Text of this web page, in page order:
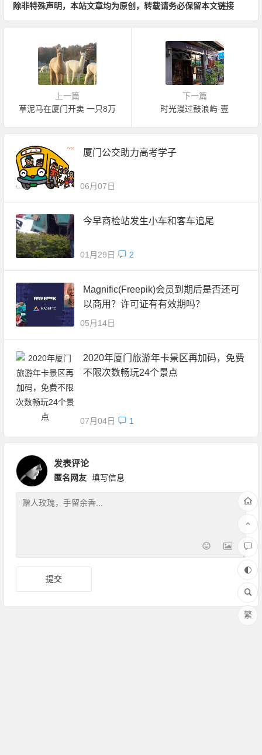
除非特殊声明，本站文章均为原创，转载请务必保留本文链接
上一篇
草泥马在厦门开卖 一只8万
下一篇
时光漫过鼓浪屿·壹
厦门公交助力高考学子
06月07日
今早商检站发生小车和客车追尾
01月29日 2
Magnific(Freepik)会员到期后是否还可
以商用？许可证有有效期吗？
05月14日
2020年厦门旅游年卡景区再加码，免费
不限次数畅玩24个景点
07月04日 1
发表评论
匿名网友 填写信息
繁